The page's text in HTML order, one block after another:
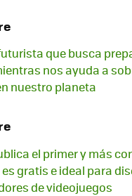
que busca
nos ayuda a
nuestro planeta
el primer y más
es gratis e ideal para
de videojuegos